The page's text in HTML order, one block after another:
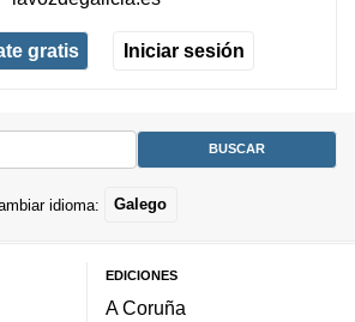
gratis Iniciar sesión
idioma: Galego
EDICIONES
A Coruña